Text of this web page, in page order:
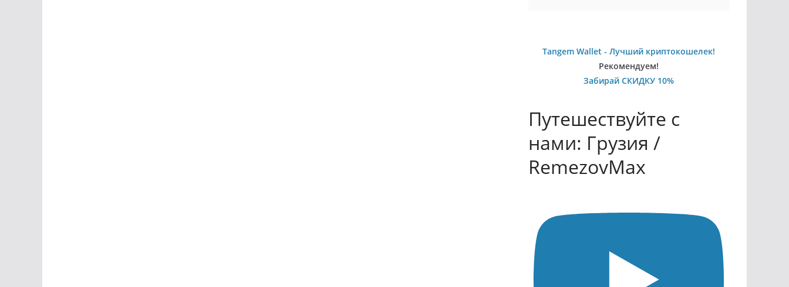
Tangem Wallet - Лучший криптокошелек!
Рекомендуем!
Забирай СКИДКУ 10%
Путешествуйте с
нами: Грузия /
RemezovMax